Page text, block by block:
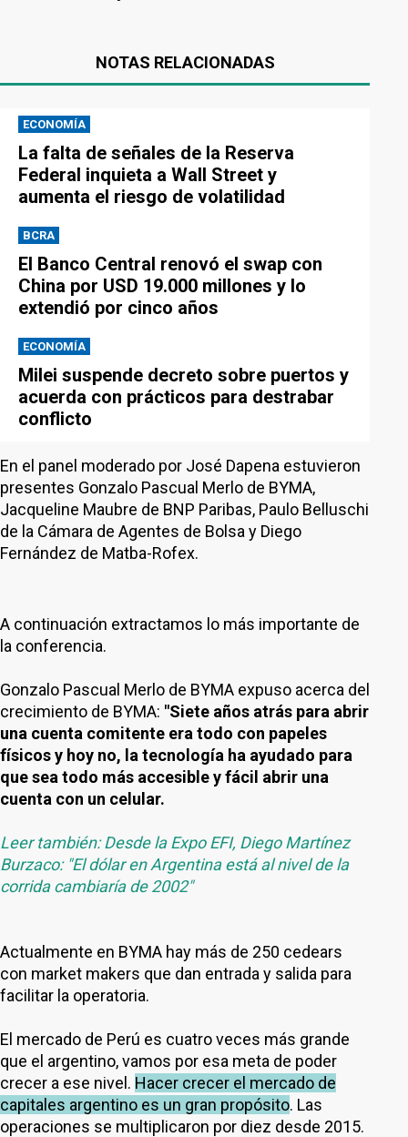
NOTAS RELACIONADAS
ECONOMÍA
La falta de señales de la Reserva
Federal inquieta a Wall Street y
aumenta el riesgo de volatilidad
BCRA
El Banco Central renovó el swap con
China por USD 19.000 millones y lo
extendió por cinco años
ECONOMÍA
Milei suspende decreto sobre puertos y
acuerda con prácticos para destrabar
conflicto
En el panel moderado por José Dapena estuvieron
presentes Gonzalo Pascual Merlo de BYMA,
Jacqueline Maubre de BNP Paribas, Paulo Belluschi
de la Cámara de Agentes de Bolsa y Diego
Fernández de Matba-Rofex.
A continuación extractamos lo más importante de
la conferencia.
Gonzalo Pascual Merlo de BYMA expuso acerca del
crecimiento de BYMA: "Siete años atrás para abrir
una cuenta comitente era todo con papeles
físicos y hoy no, la tecnología ha ayudado para
que sea todo más accesible y fácil abrir una
cuenta con un celular.
Leer también: Desde la Expo EFI, Diego Martínez
Burzaco: "El dólar en Argentina está al nivel de la
corrida cambiaría de 2002"
Actualmente en BYMA hay más de 250 cedears
con market makers que dan entrada y salida para
facilitar la operatoria.
El mercado de Perú es cuatro veces más grande
que el argentino, vamos por esa meta de poder
crecer a ese nivel. Hacer crecer el mercado de
capitales argentino es un gran propósito. Las
operaciones se multiplicaron por diez desde 2015.